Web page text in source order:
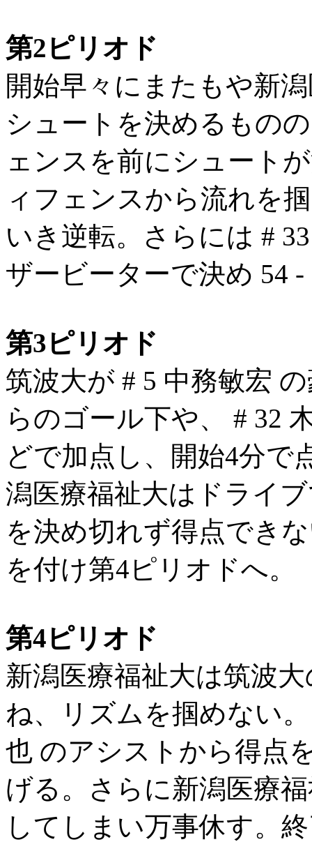
第2ピリオド
開始早々にまたもや新
シュートを決めるもの
ェンスを前にシュート
ィフェンスから流れを
いき逆転。さらには #
ザービーターで決め 54
第3ピリオド
筑波大が # 5 中務敏宏
らのゴール下や、 # 32
どで加点し、開始4分で
潟医療福祉大はドライ
を決め切れず得点でき
を付け第4ピリオドへ。
第4ピリオド
新潟医療福祉大は筑波
ね、リズムを掴めない
也 のアシストから得点
げる。さらに新潟医療
してしまい万事休す。